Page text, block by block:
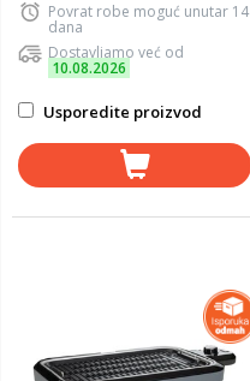
Povrat robe moguć unutar 14
dana
Dostavljamo već od
10.08.2026
Usporedite proizvod